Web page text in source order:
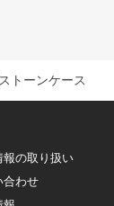
トーンケース
報の取り扱い
合わせ